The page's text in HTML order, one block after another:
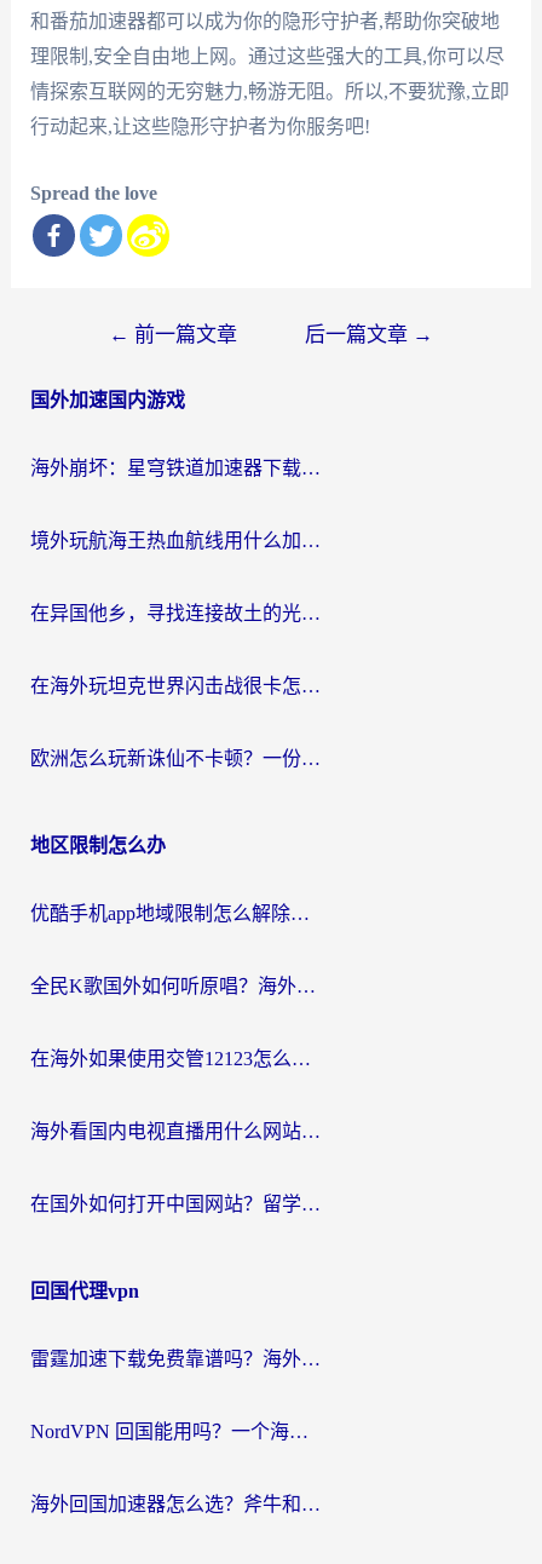
和番茄加速器都可以成为你的隐形守护者,帮助你突破地
理限制,安全自由地上网。通过这些强大的工具,你可以尽
情探索互联网的无穷魅力,畅游无阻。所以,不要犹豫,立即
行动起来,让这些隐形守护者为你服务吧!
Spread the love
导
← 前一篇文章 后一篇文章 →
国外加速国内游戏
海外崩坏：星穹铁道加速器下载安装：一份给游子的终极网络指南
境外玩航海王热血航线用什么加速器？2026海外玩家实测最优方案（附欧洲问道堡垒前线加速技巧）
在异国他乡，寻找连接故土的光明大陆免费加速器
在海外玩坦克世界闪击战很卡怎么办？老玩家亲测有效的加速器选择指南
欧洲怎么玩新诛仙不卡顿？一份给海外游子的国服游戏畅玩指南
地区限制怎么办
优酷手机app地域限制怎么解除？海外党亲测有效的追剧方案
全民K歌国外如何听原唱？海外党亲测有效的回国加速器选择指南
在海外如果使用交管12123怎么处理？留学生亲测有效的回国加速方案
海外看国内电视直播用什么网站比较好？一篇解决你所有追剧难题的实用指南
在国外如何打开中国网站？留学生与海外华人的无缝访问指南
回国代理vpn
雷霆加速下载免费靠谱吗？海外党选回国加速器的避坑指南（附热门工具对比）
NordVPN 回国能用吗？一个海外用户必须面对的真实困境
海外回国加速器怎么选？斧牛和海龟哪个好？一篇帮你避开坑的实用指南